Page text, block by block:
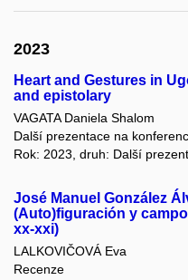
2023
Heart and Gestures in
and epistolary
VAGATA Daniela Shalom
Další prezentace na
Rok: 2023, druh: Další
José Manuel González
(Auto)figuración y
xx-xxi)
LALKOVIČOVÁ Eva
Recenze